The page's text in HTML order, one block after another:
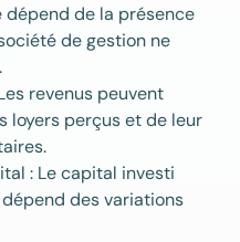
de la présence
de gestion ne
revenus peuvent
loyers perçus et de leur
: Le capital investi
des variations